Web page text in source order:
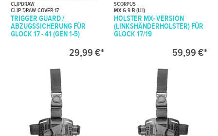
CLIPDRAW
CLIP DRAW COVER 17
TRIGGER GUARD /
ABZUGSSICHERUNG FÜR
GLOCK 17 - 41 (GEN 1-5)
29,99 €*
SCORPUS
MX G-9 B (LH)
HOLSTER MX- VERSION
(LINKSHÄNDERHOLSTER) FÜR
GLOCK 17/19
59,99 €*